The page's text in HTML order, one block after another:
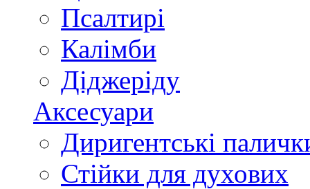
Псалтирі
Калімби
Діджеріду
Аксесуари
Диригентські
Стійки для духових